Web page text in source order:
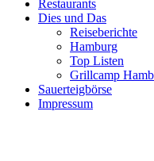
Restaurants
Dies und Das
Reiseberichte
Hamburg
Top Listen
Grillcamp
Sauerteigbörse
Impressum